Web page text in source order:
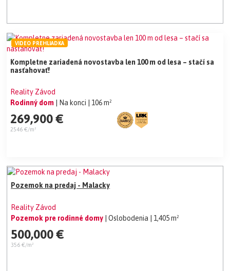
Kompletne zariadená novostavba len 100 m od lesa – stačí sa
nasťahovať!
Reality Závod
Rodinný dom
| Na konci | 106 m²
269,900 €
2546 €/m²
VIDEO PREHLIADKA
Pozemok na predaj - Malacky
Reality Závod
Pozemok pre rodinné domy | Oslobodenia | 1,405 m²
500,000 €
356 €/m²